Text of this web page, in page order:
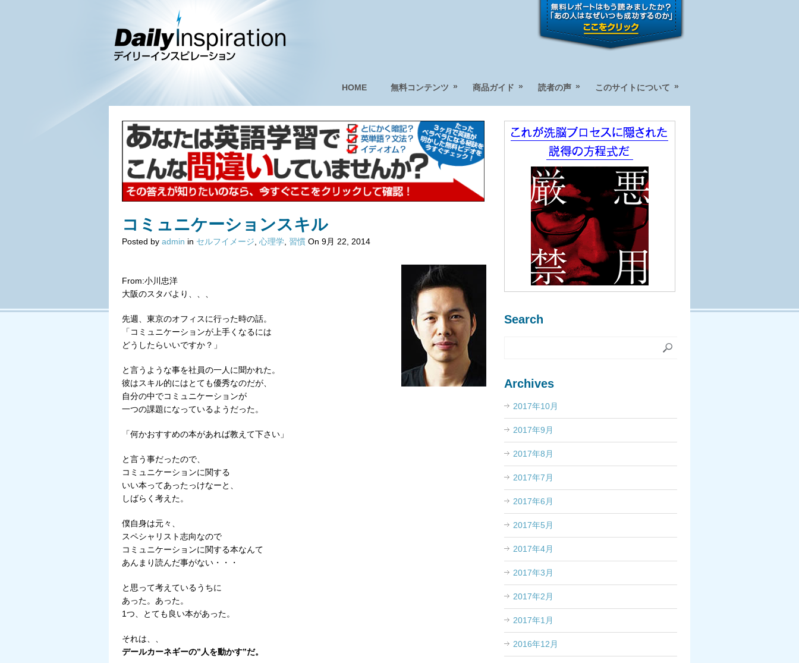
HOME 無料コンテンツ » 商品ガイド » 読者の声 » このサイトについて »
コミュニケーションスキル
Posted by admin in セルフイメージ 心理学 習慣 On 9月 22, 2014
From:小川忠洋
大阪のスタバより、、、
先週、東京のオフィスに行った時の話。
「コミュニケーションが上手くなるには
どうしたらいいですか？」
と言うような事を社員の一人に聞かれた。
彼はスキル的にはとても優秀なのだが、
自分の中でコミュニケーションが
一つの課題になっているようだった。
「何かおすすめの本があれば教えて下さい」
と言う事だったので、
コミュニケーションに関する
いい本ってあったっけなーと、
しばらく考えた。
僕自身は元々、
スペシャリスト志向なので
コミュニケーションに関する本なんて
あんまり読んだ事がない・・・
と思って考えているうちに
あった。あった。
1つ、とても良い本があった。
それは、、
デールカーネギーの”人を動かす”だ。
Search
Archives
2017年10月
2017年9月
2017年8月
2017年7月
2017年6月
2017年5月
2017年4月
2017年3月
2017年2月
2017年1月
2016年12月